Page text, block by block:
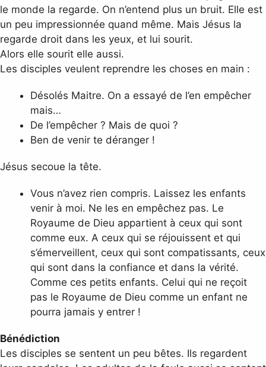
le monde la regarde. On n’entend plus un bruit. Elle est
un peu impressionnée quand même. Mais Jésus la
regarde droit dans les yeux, et lui sourit.
Alors elle sourit elle aussi.
Les disciples veulent reprendre les choses en main :
Désolés Maitre. On a essayé de l’en empêcher
mais…
De l’empêcher ? Mais de quoi ?
Ben de venir te déranger !
Jésus secoue la tête.
Vous n’avez rien compris. Laissez les enfants
venir à moi. Ne les en empêchez pas. Le
Royaume de Dieu appartient à ceux qui sont
comme eux. A ceux qui se réjouissent et qui
s’émerveillent, ceux qui sont compatissants, ceux
qui sont dans la confiance et dans la vérité.
Comme ces petits enfants. Celui qui ne reçoit
pas le Royaume de Dieu comme un enfant ne
pourra jamais y entrer !
Bénédiction
Les disciples se sentent un peu bêtes. Ils regardent